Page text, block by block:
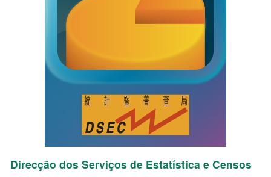
Direcção dos Serviços de Estatística e Censos